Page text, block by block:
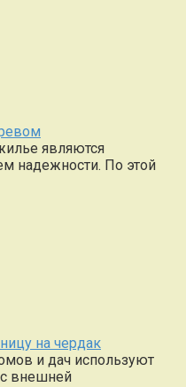
являются
надежности. По этой
на чердак
и дач используют
с внешней